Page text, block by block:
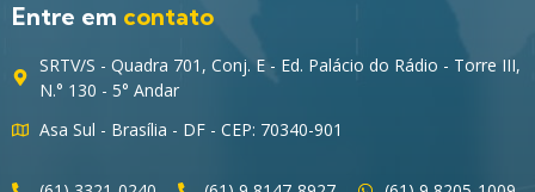
Entre em contato
SRTV/S - Quadra 701, Conj. E - Ed. Palácio do Rádio - Torre III,
N.° 130 - 5° Andar
Asa Sul - Brasília - DF - CEP: 70340-901